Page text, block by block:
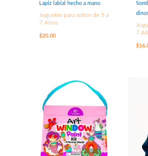
Lapiz labial hecho a mano
Juguetes para niños de 5 a
7 Años
$20.00
7
$